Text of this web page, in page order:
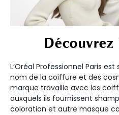
Découvrez
L’Oréal Professionnel Paris
nom de la coiffure et des
marque travaille avec les
auxquels ils fournissent
coloration et autre masque